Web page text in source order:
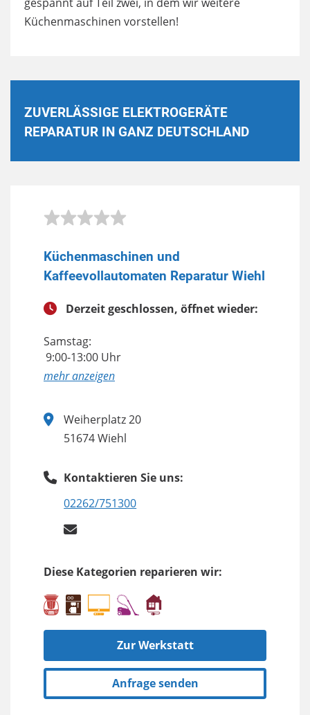
Küchenmaschinen vorstellen!
ZUVERLÄSSIGE ELEKTROGERÄTE
REPARATUR IN GANZ DEUTSCHLAND
Küchenmaschinen und
Kaffeevollautomaten Reparatur Wiehl
Derzeit geschlossen, öffnet wieder:
Samstag:
9:00-13:00 Uhr
anzeigen
Weiherplatz 20
51674 Wiehl
Kontaktieren Sie uns:
02262/751300
Diese Kategorien reparieren wir:
Zur Werkstatt
Anfrage senden